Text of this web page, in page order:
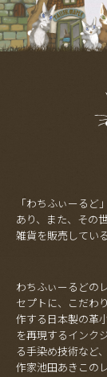
「わちふぃーるど
あり、また、その
雑貨を販売してい
わちふぃーるどの
セプトに、こだわ
作する日本製の革
を再現するインク
る手染め技術など
作家池田あきこの